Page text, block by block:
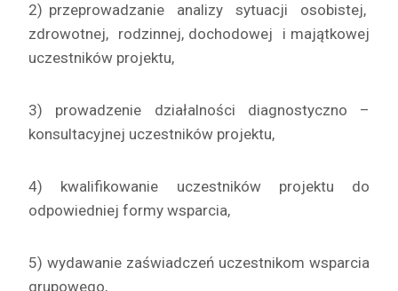
2) przeprowadzanie analizy sytuacji osobistej,
zdrowotnej, rodzinnej, dochodowej i majątkowej
uczestników projektu,
3) prowadzenie działalności diagnostyczno –
konsultacyjnej uczestników projektu,
4) kwalifikowanie uczestników projektu do
odpowiedniej formy wsparcia,
5) wydawanie zaświadczeń uczestnikom wsparcia
grupowego,